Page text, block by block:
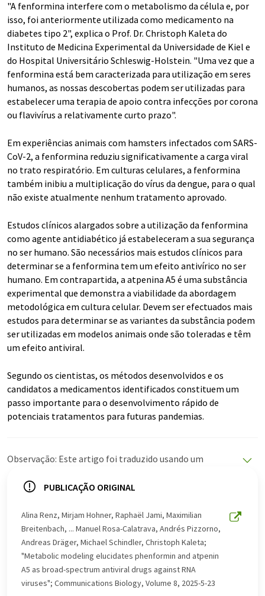
"A fenformina interfere com o metabolismo da célula e, por
isso, foi anteriormente utilizada como medicamento na
diabetes tipo 2", explica o Prof. Dr. Christoph Kaleta do
Instituto de Medicina Experimental da Universidade de Kiel e
do Hospital Universitário Schleswig-Holstein. "Uma vez que a
fenformina está bem caracterizada para utilização em seres
humanos, as nossas descobertas podem ser utilizadas para
estabelecer uma terapia de apoio contra infecções por corona
ou flavivírus a relativamente curto prazo".
Em experiências animais com hamsters infectados com SARS-
CoV-2, a fenformina reduziu significativamente a carga viral
no trato respiratório. Em culturas celulares, a fenformina
também inibiu a multiplicação do vírus da dengue, para o qual
não existe atualmente nenhum tratamento aprovado.
Estudos clínicos alargados sobre a utilização da fenformina
como agente antidiabético já estabeleceram a sua segurança
no ser humano. São necessários mais estudos clínicos para
determinar se a fenformina tem um efeito antivírico no ser
humano. Em contrapartida, a atpenina A5 é uma substância
experimental que demonstra a viabilidade da abordagem
metodológica em cultura celular. Devem ser efectuados mais
estudos para determinar se as variantes da substância podem
ser utilizadas em modelos animais onde são toleradas e têm
um efeito antiviral.
Segundo os cientistas, os métodos desenvolvidos e os
candidatos a medicamentos identificados constituem um
passo importante para o desenvolvimento rápido de
potenciais tratamentos para futuras pandemias.
Observação: Este artigo foi traduzido usando um
LUMITOS oferece essas traduções automáticas para
Como este artigo foi traduzido com tradução
automática, é possível que contenha erros de
vocabulário, sintaxe ou gramática. O artigo original em
Inglês pode ser encontradoaqui.
PUBLICAÇÃO ORIGINAL
Alina Renz, Mirjam Hohner, Raphaël Jami, Maximilian
Breitenbach, ... Manuel Rosa-Calatrava, Andrés Pizzorno,
Andreas Dräger, Michael Schindler, Christoph Kaleta;
"Metabolic modeling elucidates phenformin and atpenin
A5 as broad-spectrum antiviral drugs against RNA
viruses"; Communications Biology, Volume 8, 2025-5-23